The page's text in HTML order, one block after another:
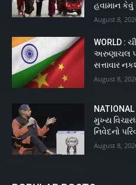
હવામાન
August 8,
WORLD :
અરુણાચલ
સત્તાવાર
August 8,
મુખ્ય
નિવેદનો
August 8,